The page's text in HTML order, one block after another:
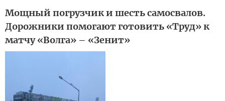
Мощный погрузчик и шесть самосвалов.
Дорожники помогают готовить «Труд» к
матчу «Волга» – «Зенит»